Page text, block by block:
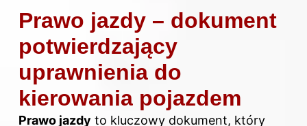
Prawo jazdy – dokument
potwierdzający
uprawnienia do
kierowania pojazdem
Prawo jazdy to kluczowy dokument, który